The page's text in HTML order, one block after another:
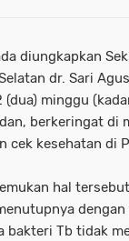
diungkapkan
dr. Sari
(dua) minggu
berkeringat di
cek kesehatan di
hal
bakteri Tb tidak